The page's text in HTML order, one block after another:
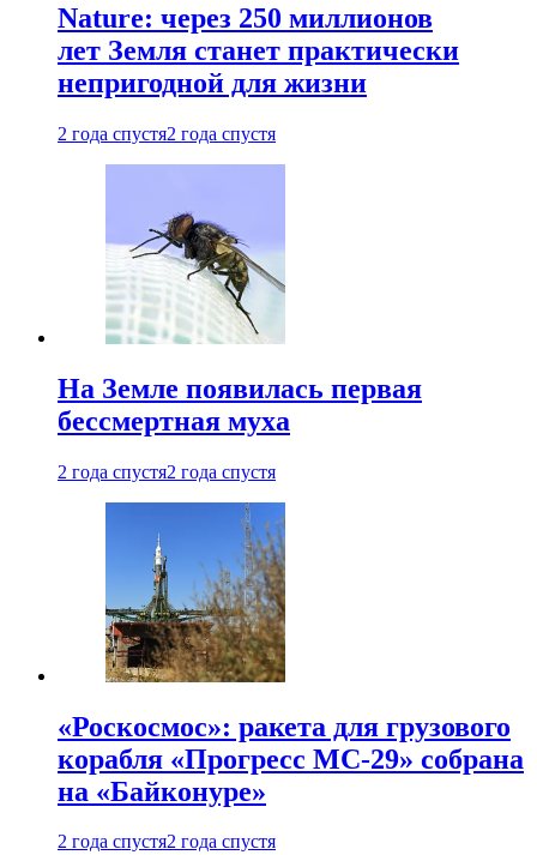
Nature: через 250 миллионов
лет Земля станет практически
непригодной для жизни
2 года спустя2 года спустя
На Земле появилась первая
бессмертная муха
2 года спустя2 года спустя
«Роскосмос»: ракета для грузового
корабля «Прогресс МС-29» собрана
на «Байконуре»
2 года спустя2 года спустя